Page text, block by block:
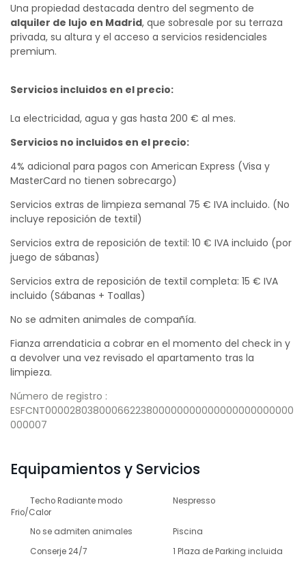
Una propiedad destacada dentro del segmento de
alquiler de lujo en Madrid, que sobresale por su terraza
privada, su altura y el acceso a servicios residenciales
premium.
Servicios incluidos en el precio:
La electricidad, agua y gas hasta 200 € al mes.
Servicios no incluidos en el precio:
4% adicional para pagos con American Express (Visa y
MasterCard no tienen sobrecargo)
Servicios extras de limpieza semanal 75 € IVA incluido. (No
incluye reposición de textil)
Servicios extra de reposición de textil: 10 € IVA incluido (por
juego de sábanas)
Servicios extra de reposición de textil completa: 15 € IVA
incluido (Sábanas + Toallas)
No se admiten animales de compañía.
Fianza arrendaticia a cobrar en el momento del check in y
a devolver una vez revisado el apartamento tras la
limpieza.
Número de registro :
ESFCNT00002803800066223800000000000000000000000
000007
Equipamientos y Servicios
Techo Radiante modo
Frio/Calor
Nespresso
No se admiten animales
Piscina
Conserje 24/7
1 Plaza de Parking incluida